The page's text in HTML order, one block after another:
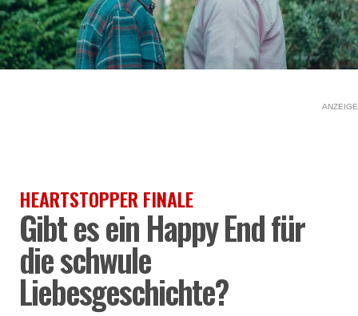
ANZEIGE
HEARTSTOPPER FINALE
Gibt es ein Happy End für
die schwule
Liebesgeschichte?